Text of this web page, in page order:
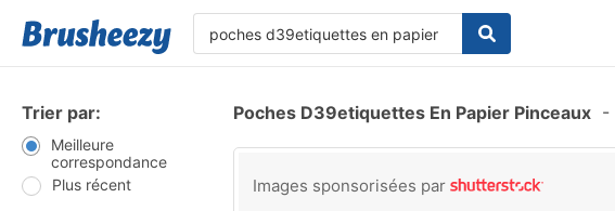
Trier par:
Meilleure
correspondance
Plus récent
Poches D39etiquettes En Papier Pinceaux -
Images sponsorisées par